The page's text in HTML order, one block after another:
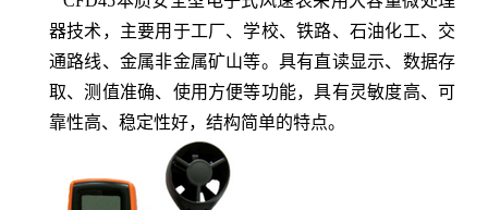
器技术，主要用于工厂、学校、铁路、石油化工、交
通路线、金属非金属矿山等。具有直读显示、数据存
取、测值准确、使用方便等功能，具有灵敏度高、可
靠性高、稳定性好，结构简单的特点。